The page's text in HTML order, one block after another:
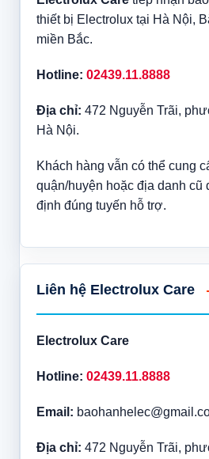
thiết bị Electrolux tại Hà Nội,
miền Bắc.
Hotline: 02439.11.8888
Địa chỉ: 472 Nguyễn Trãi,
Hà Nội.
Khách hàng vẫn có thể cung
quận/huyện hoặc địa danh cũ
định đúng tuyến hỗ trợ.
Liên hệ Electrolux Care
Electrolux Care
Hotline: 02439.11.8888
Email:
Địa chỉ: 472 Nguyễn Trãi,